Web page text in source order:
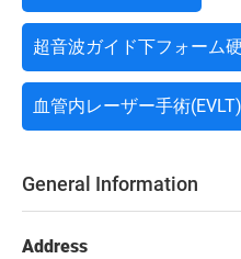
超音波ガイド下フォーム
血管内レーザー手術(EVLT)
General Information
Address